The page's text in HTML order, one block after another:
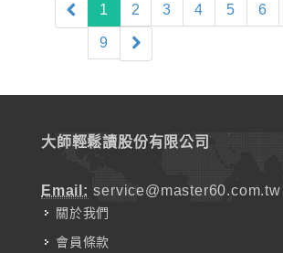
1 (current)
2 3 4 5 6
9
大師輕鬆讀股份有限公司
Email: service@master60.com.tw
關於我們
會員條款